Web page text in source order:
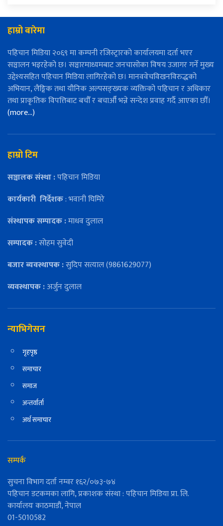
हाम्रो बारेमा
पहिचान मिडिया २०६९ मा कम्पनी रजिस्ट्रारको कार्यालयमा दर्ता भएर
सञ्चालन भइरहेको छ। सञ्चारमाध्यमबाट जनचासोका विषय उजागर गर्ने मुख्य
उद्देश्यसहित पहिचान मिडिया लागिरहेको छ। मानववेचविखनविरुद्धको
अभियान, लैङ्गिक तथा यौनिक अल्पसङ्ख्यक व्यक्तिको पहिचान र अधिकार
तथा प्राकृतिक विपत्तिबाट बचौँ र बचाऔँ भन्ने सन्देश प्रवाह गर्दै आएका छौँ।
(more…)
हाम्रो टिम
सञ्चालक संस्था :पहिचान मिडिया
कार्यकारी निर्देशक: भवानी घिमिरे
संस्थापक सम्पादक :माधव दुलाल
सम्पादक :सोहम सुवेदी
बजार ब्यवस्थापक :सुदिप सत्याल (9861629077)
व्यवस्थापक :अर्जुन दुलाल
न्याभिगेसन
गृहपृष्ठ
समाचार
समाज
अन्तर्वार्ता
अर्थ समाचार
सम्पर्क
सुचना विभाग दर्ता नम्वर १६२/०७३-७४
पहिचान डटकमका लागि, प्रकाशक संस्था : पहिचान मिडिया प्रा. लि.
कार्यालयः काठमाडौं, नेपाल
01-5010582